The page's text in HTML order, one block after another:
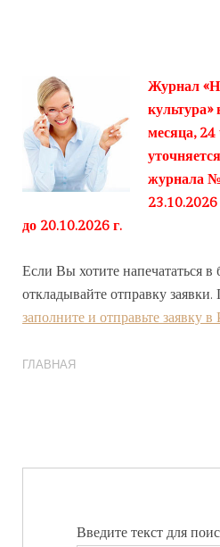
Журнал
культура»
месяца, 24
журнала
до 20.10.2026 г.
Если Вы хотите напечататься
откладывайте отправку
заполните и отправьте заявку
ГЛАВНАЯ
Введите текст для